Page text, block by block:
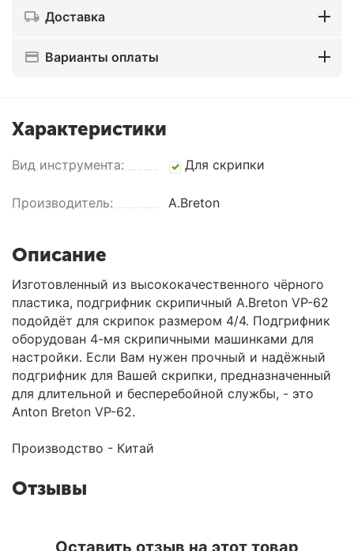
Доставка
Варианты оплаты
Характеристики
Вид инструмента: Для скрипки
Производитель: A.Breton
Описание
Изготовленный из высококачественного чёрного
пластика, подгрифник скрипичный A.Breton VP-62
подойдёт для скрипок размером 4/4. Подгрифник
оборудован 4-мя скрипичными машинками для
настройки. Если Вам нужен прочный и надёжный
подгрифник для Вашей скрипки, предназначенный
для длительной и бесперебойной службы, - это
Anton Breton VP-62.
Производство - Китай
Отзывы
Оставить отзыв на этот товар